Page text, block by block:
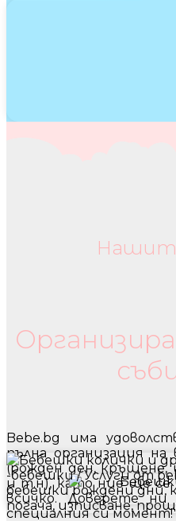
Bebe.bg има
пълна организация
(рожден ден, кръщене,
и т.н), като ние ще се
всичко. Доверете
специалния си момент!